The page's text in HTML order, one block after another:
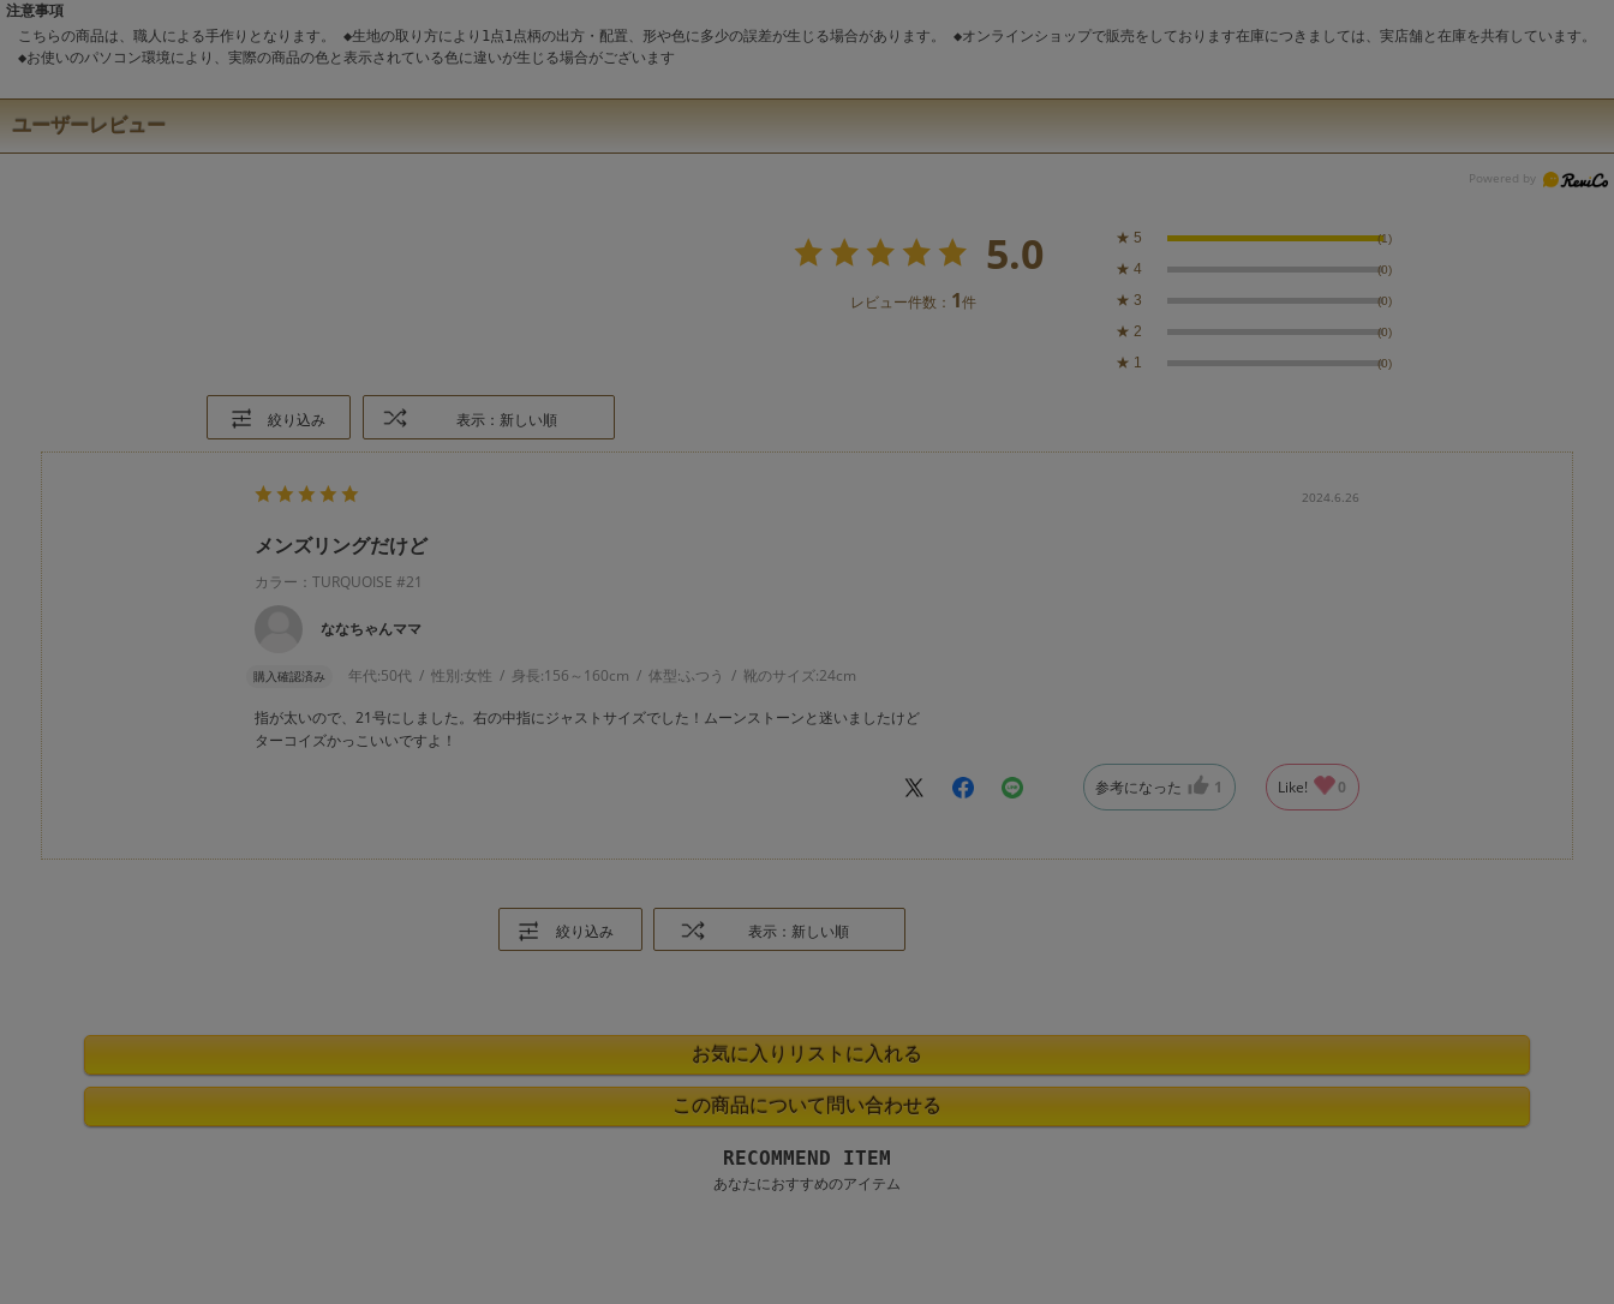
注意事項
こちらの商品は、職人による手作りとなります。 ◆生地の取り方により1点1点柄の出方・配置、形や色に多少の誤差が生じる場合があります。 ◆オンラインショップで販売をしております在庫につきましては、実店舗と在庫を共有しています。
◆お使いのパソコン環境により、実際の商品の色と表示されている色に違いが生じる場合がございます
ユーザーレビュー
5.0
レビュー件数： 1件
★ 5 (1)
★ 4 (0)
★ 3 (0)
★ 2 (0)
★ 1 (0)
絞り込み 表示：新しい順
2024.6.26
メンズリングだけど
カラー：TURQUOISE #21
ななちゃんママ
購入確認済み 年代:50代 性別:女性 身長:156～160cm 体型:ふつう 靴のサイズ:24cm
指が太いので、21号にしました。右の中指にジャストサイズでした！ムーンストーンと迷いましたけど
ターコイズかっこいいですよ！
参考になった 1 Like! 0
絞り込み 表示：新しい順
RECOMMEND ITEM
あなたにおすすめのアイテム